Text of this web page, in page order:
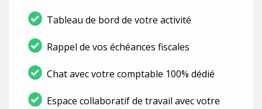
Tableau de bord de votre activité
Rappel de vos échéances fiscales
Chat avec votre comptable 100% dédié
Espace collaboratif de travail avec votre